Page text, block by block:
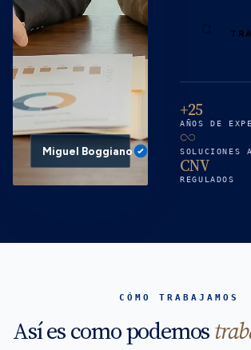
Miguel Boggiano Founder
+25
AÑOS DE
SOLUCIONES
CNV
REGULADOS
CÓMO TRABAJAMOS
Así es como podemos